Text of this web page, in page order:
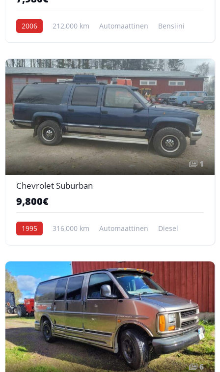
2006 212,000 km Automaattinen Bensiini
1
Chevrolet Suburban
9,800€
1995 316,000 km Automaattinen Diesel
6